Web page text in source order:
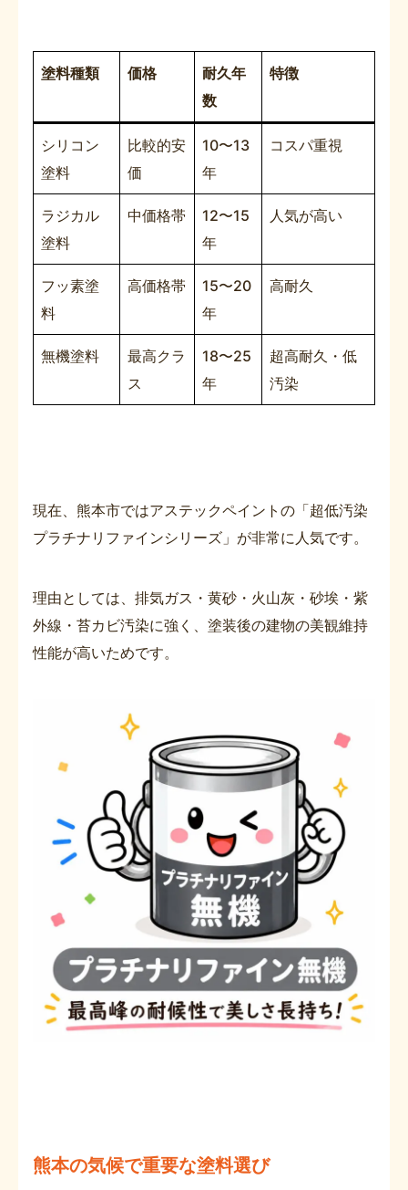
塗料種類 価格
耐久年
数
特徴
シリコン
塗料
比較的安
価
10〜13
年
コスパ重視
ラジカル
塗料
中価格帯
12〜15
年
人気が高い
フッ素塗
料
高価格帯
15〜20
年
高耐久
無機塗料
最高クラ
ス
18〜25
年
超高耐久・低
汚染
現在、熊本市ではアステックペイントの「超低汚染
プラチナリファインシリーズ」が非常に人気です。
理由としては、排気ガス・黄砂・火山灰・砂埃・紫
外線・苔カビ汚染に強く、塗装後の建物の美観維持
性能が高いためです。
熊本の気候で重要な塗料選び